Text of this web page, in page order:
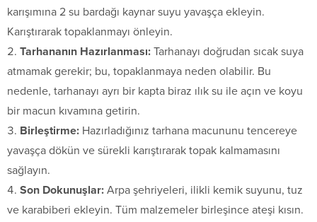
karışımına 2 su bardağı kaynar suyu yavaşça ekleyin.
Karıştırarak topaklanmayı önleyin.
Tarhananın Hazırlanması: Tarhanayı doğrudan sıcak suya
atmamak gerekir; bu, topaklanmaya neden olabilir. Bu
nedenle, tarhanayı ayrı bir kapta biraz ılık su ile açın ve koyu
bir macun kıvamına getirin.
Birleştirme: Hazırladığınız tarhana macununu tencereye
yavaşça dökün ve sürekli karıştırarak topak kalmamasını
sağlayın.
Son Dokunuşlar: Arpa şehriyeleri, ilikli kemik suyunu, tuz
ve karabiberi ekleyin. Tüm malzemeler birleşince ateşi kısın.